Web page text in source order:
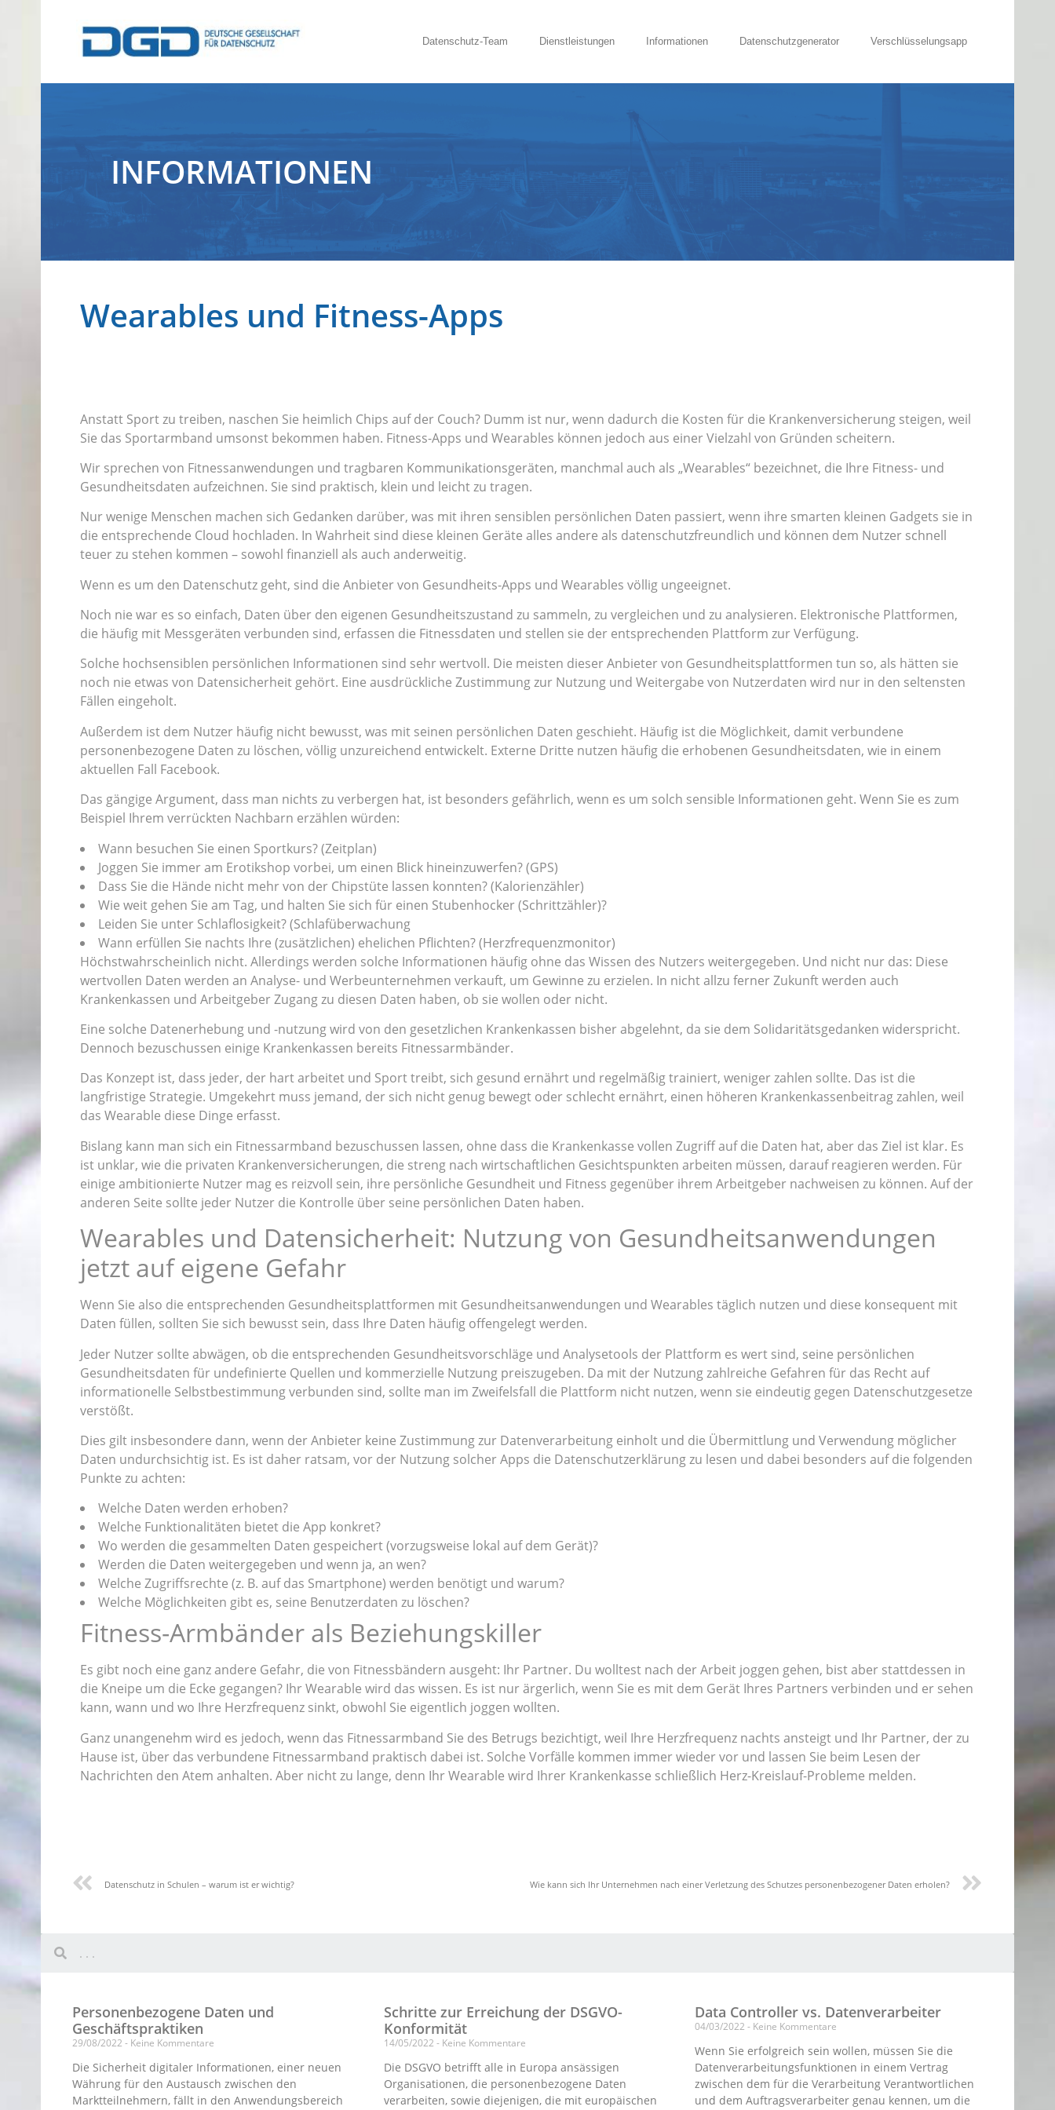
Datenschutz-Team Dienstleistungen Informationen Datenschutzgenerator Verschlüsselungsapp
INFORMATIONEN
Wearables und Fitness-Apps
Anstatt Sport zu treiben, naschen Sie heimlich Chips auf der Couch? Dumm ist nur, wenn dadurch die Kosten für die Krankenversicherung steigen, weil
Sie das Sportarmband umsonst bekommen haben. Fitness-Apps und Wearables können jedoch aus einer Vielzahl von Gründen scheitern.
Wir sprechen von Fitnessanwendungen und tragbaren Kommunikationsgeräten, manchmal auch als „Wearables“ bezeichnet, die Ihre Fitness- und
Gesundheitsdaten aufzeichnen. Sie sind praktisch, klein und leicht zu tragen.
Nur wenige Menschen machen sich Gedanken darüber, was mit ihren sensiblen persönlichen Daten passiert, wenn ihre smarten kleinen Gadgets sie in
die entsprechende Cloud hochladen. In Wahrheit sind diese kleinen Geräte alles andere als datenschutzfreundlich und können dem Nutzer schnell
teuer zu stehen kommen – sowohl finanziell als auch anderweitig.
Wenn es um den Datenschutz geht, sind die Anbieter von Gesundheits-Apps und Wearables völlig ungeeignet.
Noch nie war es so einfach, Daten über den eigenen Gesundheitszustand zu sammeln, zu vergleichen und zu analysieren. Elektronische Plattformen,
die häufig mit Messgeräten verbunden sind, erfassen die Fitnessdaten und stellen sie der entsprechenden Plattform zur Verfügung.
Solche hochsensiblen persönlichen Informationen sind sehr wertvoll. Die meisten dieser Anbieter von Gesundheitsplattformen tun so, als hätten sie
noch nie etwas von Datensicherheit gehört. Eine ausdrückliche Zustimmung zur Nutzung und Weitergabe von Nutzerdaten wird nur in den seltensten
Fällen eingeholt.
Außerdem ist dem Nutzer häufig nicht bewusst, was mit seinen persönlichen Daten geschieht. Häufig ist die Möglichkeit, damit verbundene
personenbezogene Daten zu löschen, völlig unzureichend entwickelt. Externe Dritte nutzen häufig die erhobenen Gesundheitsdaten, wie in einem
aktuellen Fall Facebook.
Das gängige Argument, dass man nichts zu verbergen hat, ist besonders gefährlich, wenn es um solch sensible Informationen geht. Wenn Sie es zum
Beispiel Ihrem verrückten Nachbarn erzählen würden:
Wann besuchen Sie einen Sportkurs? (Zeitplan)
Joggen Sie immer am Erotikshop vorbei, um einen Blick hineinzuwerfen? (GPS)
Dass Sie die Hände nicht mehr von der Chipstüte lassen konnten? (Kalorienzähler)
Wie weit gehen Sie am Tag, und halten Sie sich für einen Stubenhocker (Schrittzähler)?
Leiden Sie unter Schlaflosigkeit? (Schlafüberwachung
Wann erfüllen Sie nachts Ihre (zusätzlichen) ehelichen Pflichten? (Herzfrequenzmonitor)
Höchstwahrscheinlich nicht. Allerdings werden solche Informationen häufig ohne das Wissen des Nutzers weitergegeben. Und nicht nur das: Diese
wertvollen Daten werden an Analyse- und Werbeunternehmen verkauft, um Gewinne zu erzielen. In nicht allzu ferner Zukunft werden auch
Krankenkassen und Arbeitgeber Zugang zu diesen Daten haben, ob sie wollen oder nicht.
Eine solche Datenerhebung und -nutzung wird von den gesetzlichen Krankenkassen bisher abgelehnt, da sie dem Solidaritätsgedanken widerspricht.
Dennoch bezuschussen einige Krankenkassen bereits Fitnessarmbänder.
Das Konzept ist, dass jeder, der hart arbeitet und Sport treibt, sich gesund ernährt und regelmäßig trainiert, weniger zahlen sollte. Das ist die
langfristige Strategie. Umgekehrt muss jemand, der sich nicht genug bewegt oder schlecht ernährt, einen höheren Krankenkassenbeitrag zahlen, weil
das Wearable diese Dinge erfasst.
Bislang kann man sich ein Fitnessarmband bezuschussen lassen, ohne dass die Krankenkasse vollen Zugriff auf die Daten hat, aber das Ziel ist klar. Es
ist unklar, wie die privaten Krankenversicherungen, die streng nach wirtschaftlichen Gesichtspunkten arbeiten müssen, darauf reagieren werden. Für
einige ambitionierte Nutzer mag es reizvoll sein, ihre persönliche Gesundheit und Fitness gegenüber ihrem Arbeitgeber nachweisen zu können. Auf der
anderen Seite sollte jeder Nutzer die Kontrolle über seine persönlichen Daten haben.
Wearables und Datensicherheit: Nutzung von Gesundheitsanwendungen
jetzt auf eigene Gefahr
Wenn Sie also die entsprechenden Gesundheitsplattformen mit Gesundheitsanwendungen und Wearables täglich nutzen und diese konsequent mit
Daten füllen, sollten Sie sich bewusst sein, dass Ihre Daten häufig offengelegt werden.
Jeder Nutzer sollte abwägen, ob die entsprechenden Gesundheitsvorschläge und Analysetools der Plattform es wert sind, seine persönlichen
Gesundheitsdaten für undefinierte Quellen und kommerzielle Nutzung preiszugeben. Da mit der Nutzung zahlreiche Gefahren für das Recht auf
informationelle Selbstbestimmung verbunden sind, sollte man im Zweifelsfall die Plattform nicht nutzen, wenn sie eindeutig gegen Datenschutzgesetze
verstößt.
Dies gilt insbesondere dann, wenn der Anbieter keine Zustimmung zur Datenverarbeitung einholt und die Übermittlung und Verwendung möglicher
Daten undurchsichtig ist. Es ist daher ratsam, vor der Nutzung solcher Apps die Datenschutzerklärung zu lesen und dabei besonders auf die folgenden
Punkte zu achten:
Welche Daten werden erhoben?
Welche Funktionalitäten bietet die App konkret?
Wo werden die gesammelten Daten gespeichert (vorzugsweise lokal auf dem Gerät)?
Werden die Daten weitergegeben und wenn ja, an wen?
Welche Zugriffsrechte (z. B. auf das Smartphone) werden benötigt und warum?
Welche Möglichkeiten gibt es, seine Benutzerdaten zu löschen?
Fitness-Armbänder als Beziehungskiller
Es gibt noch eine ganz andere Gefahr, die von Fitnessbändern ausgeht: Ihr Partner. Du wolltest nach der Arbeit joggen gehen, bist aber stattdessen in
die Kneipe um die Ecke gegangen? Ihr Wearable wird das wissen. Es ist nur ärgerlich, wenn Sie es mit dem Gerät Ihres Partners verbinden und er sehen
kann, wann und wo Ihre Herzfrequenz sinkt, obwohl Sie eigentlich joggen wollten.
Ganz unangenehm wird es jedoch, wenn das Fitnessarmband Sie des Betrugs bezichtigt, weil Ihre Herzfrequenz nachts ansteigt und Ihr Partner, der zu
Hause ist, über das verbundene Fitnessarmband praktisch dabei ist. Solche Vorfälle kommen immer wieder vor und lassen Sie beim Lesen der
Nachrichten den Atem anhalten. Aber nicht zu lange, denn Ihr Wearable wird Ihrer Krankenkasse schließlich Herz-Kreislauf-Probleme melden.
Datenschutz in Schulen – warum ist er wichtig? Wie kann sich Ihr Unternehmen nach einer Verletzung des Schutzes personenbezogener Daten erholen?
Personenbezogene Daten und
Geschäftspraktiken
29/08/2022 Keine Kommentare
Die Sicherheit digitaler Informationen, einer neuen
Währung für den Austausch zwischen den
Marktteilnehmern, fällt in den Anwendungsbereich
Schritte zur Erreichung der DSGVO-
Konformität
14/05/2022 Keine Kommentare
Die DSGVO betrifft alle in Europa ansässigen
Organisationen, die personenbezogene Daten
verarbeiten, sowie diejenigen, die mit europäischen
Data Controller vs. Datenverarbeiter
04/03/2022 Keine Kommentare
Wenn Sie erfolgreich sein wollen, müssen Sie die
Datenverarbeitungsfunktionen in einem Vertrag
zwischen dem für die Verarbeitung Verantwortlichen
und dem Auftragsverarbeiter genau kennen, um die